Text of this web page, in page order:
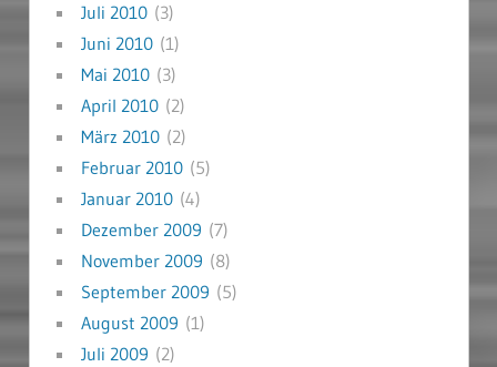
Juli 2010(3)
Juni 2010(1)
Mai 2010(3)
April 2010(2)
März 2010(2)
Februar 2010(5)
Januar 2010(4)
Dezember 2009 (7)
November 2009 (8)
September 2009 (5)
August 2009 (1)
Juli 2009 (2)